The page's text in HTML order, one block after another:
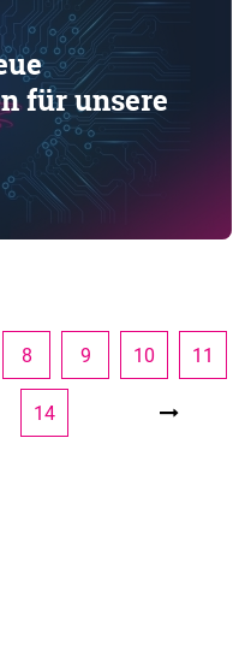
für unsere
8 9 10 11
14